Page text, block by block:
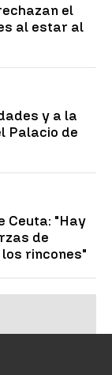
el
al estar al
y a la
Palacio de
Ceuta: "Hay
de
rincones"